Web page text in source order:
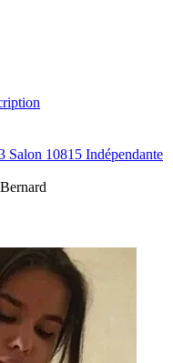
Salon 10815 Indépendante